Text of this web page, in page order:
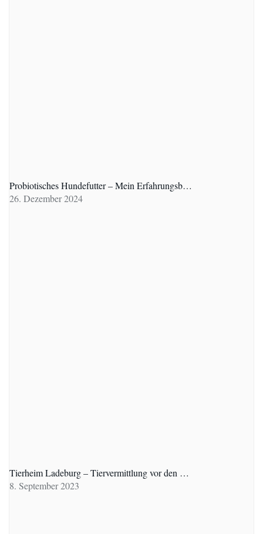
Probiotisches Hundefutter – Mein Erfahrungsb…
26. Dezember 2024
Tierheim Ladeburg – Tiervermittlung vor den …
8. September 2023